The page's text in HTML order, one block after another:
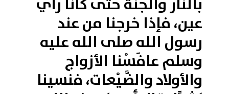
عين، فإذا خرجنا من عند
رسول الله صلى الله عليه
وسلم عافَسْنا الأزواج
والأولاد والضَّيْعات، فنسينا